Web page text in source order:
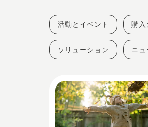
活動とイベント 購入
ソリューション ニ